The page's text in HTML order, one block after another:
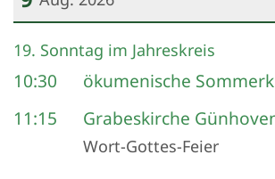
Datum: 9. August 2026
19. Sonntag im Jahreskreis
10:30
ökumenische
11:15
Grabeskirche
Wort-Gottes-Feier